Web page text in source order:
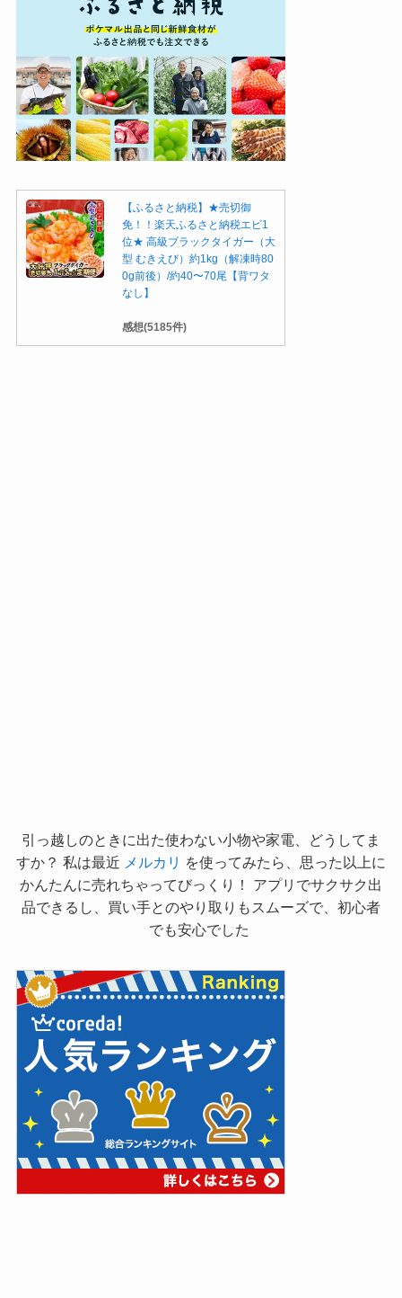
【ふるさと納税】★売切御
免！！楽天ふるさと納税エビ1
位★ 高級ブラックタイガー（大
型 むきえび）約1kg（解凍時80
0g前後）/約40〜70尾【背ワタ
なし】
感想(5185件)
引っ越しのときに出た使わない小物や家電、どうしてま
すか？ 私は最近 メルカリ を使ってみたら、思った以上に
かんたんに売れちゃってびっくり！ アプリでサクサク出
品できるし、買い手とのやり取りもスムーズで、初心者
でも安心でした